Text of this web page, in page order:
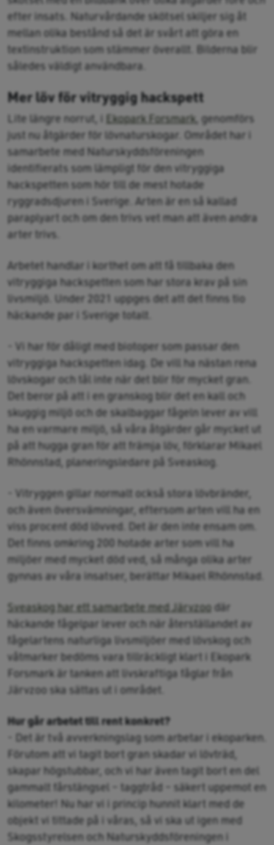
efter insats. Naturvårdande skötsel skiljer sig åt
mellan olika bestånd så det är svårt att göra en
textinstruktion som stämmer överallt. Bilderna blir
således väldigt användbara.
Mer löv för vitryggig hackspett
Lite längre norrut, i Ekopark Forsmark, genomförs
just nu åtgärder för lövnaturskogar. Området har i
samarbete med Naturskyddsföreningen
identifierats som lämpligt för den vitryggiga
hackspetten som hör till de mest hotade
ryggradsdjuren i Sverige. Arten är en så kallad
paraplyart och om den trivs vet man att även andra
arter trivs.
Arbetet handlar i korthet om att få tillbaka den
vitryggiga hackspetten som har stora krav på sin
livsmiljö. Under 2021 uppges det att det finns tio
häckande par i Sverige totalt.
- Vi har för dåligt med biotoper som passar den
vitryggiga hackspetten idag. De vill ha nästan rena
lövskogar och tål inte när det blir för mycket gran.
Det beror på att i en granskog blir det en kall och
skuggig miljö och de skalbaggar fågeln lever av vill
ha en varmare miljö, så våra åtgärder går mycket ut
på att hugga gran för att främja löv, förklarar Mikael
Rhönnstad, planeringsledare på Sveaskog.
- Vitryggen gillar normalt också stora lövbränder,
och även översvämningar, eftersom arten vill ha en
viss procent död lövved. Det är den inte ensam om.
Det finns omkring 200 hotade arter som vill ha
miljöer med mycket död ved, så många olika arter
gynnas av våra insatser, berättar Mikael Rhönnstad.
Sveaskog har ett samarbete med Järvzoo där
häckande fågelpar lever och när återställandet av
fågelartens naturliga livsmiljöer med lövskog och
våtmarker bedöms vara tillräckligt klart i Ekopark
Forsmark är tanken att livskraftiga fåglar från
Järvzoo ska sättas ut i området.
Hur går arbetet till rent konkret?
- Det är två avverkningslag som arbetar i ekoparken.
Förutom att vi tagit bort gran skadar vi lövträd,
skapar högstubbar, och vi har även tagit bort en del
gammalt fårstängsel – taggtråd – säkert uppemot en
kilometer! Nu har vi i princip hunnit klart med de
objekt vi tittade på i våras, så vi ska ut igen med
Skogsstyrelsen och Naturskyddsföreningen i